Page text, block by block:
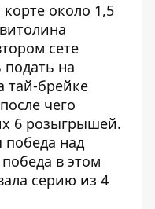
около 1,5
сете
на
тай-брейке
чего
6 розыгрышей.
победа над
в этом
серию из 4